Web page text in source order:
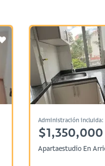
Administración incluida:
$1,350,000
Apartaestudio En